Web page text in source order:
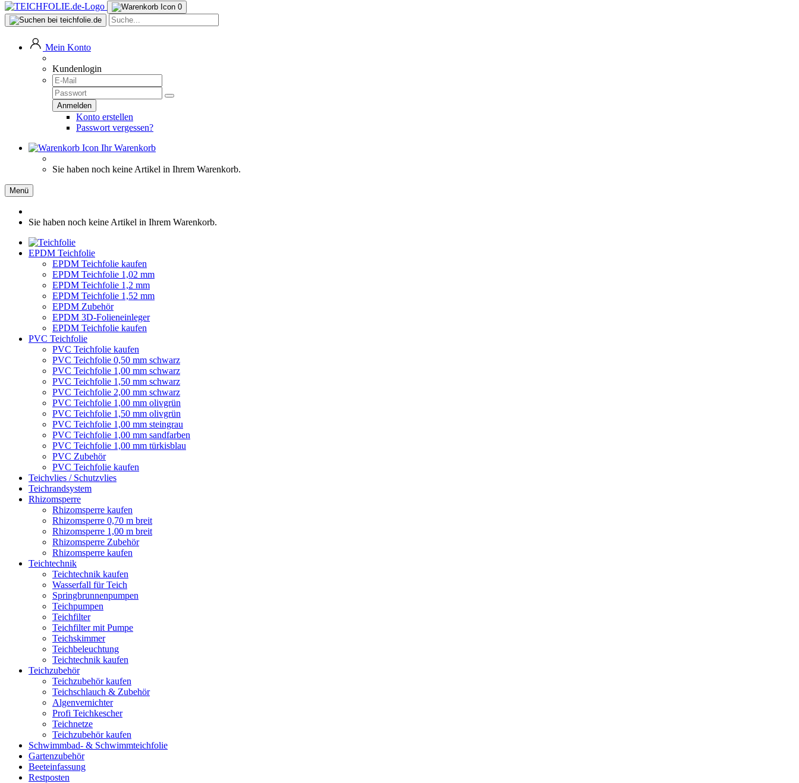
0
Mein Konto
Kundenlogin
Konto erstellen
Passwort vergessen?
Ihr Warenkorb
Sie haben noch keine Artikel in Ihrem Warenkorb.
Menü
Sie haben noch keine Artikel in Ihrem Warenkorb.
EPDM Teichfolie
EPDM Teichfolie kaufen
EPDM Teichfolie 1,02 mm
EPDM Teichfolie 1,2 mm
EPDM Teichfolie 1,52 mm
EPDM Zubehör
EPDM 3D-Folieneinleger
EPDM Teichfolie kaufen
PVC Teichfolie
PVC Teichfolie kaufen
PVC Teichfolie 0,50 mm schwarz
PVC Teichfolie 1,00 mm schwarz
PVC Teichfolie 1,50 mm schwarz
PVC Teichfolie 2,00 mm schwarz
PVC Teichfolie 1,00 mm olivgrün
PVC Teichfolie 1,50 mm olivgrün
PVC Teichfolie 1,00 mm steingrau
PVC Teichfolie 1,00 mm sandfarben
PVC Teichfolie 1,00 mm türkisblau
PVC Zubehör
PVC Teichfolie kaufen
Teichvlies / Schutzvlies
Teichrandsystem
Rhizomsperre
Rhizomsperre kaufen
Rhizomsperre 0,70 m breit
Rhizomsperre 1,00 m breit
Rhizomsperre Zubehör
Rhizomsperre kaufen
Teichtechnik
Teichtechnik kaufen
Wasserfall für Teich
Springbrunnenpumpen
Teichpumpen
Teichfilter
Teichfilter mit Pumpe
Teichskimmer
Teichbeleuchtung
Teichtechnik kaufen
Teichzubehör
Teichzubehör kaufen
Teichschlauch & Zubehör
Algenvernichter
Profi Teichkescher
Teichnetze
Teichzubehör kaufen
Schwimmbad- & Schwimmteichfolie
Gartenzubehör
Beeteinfassung
Restposten